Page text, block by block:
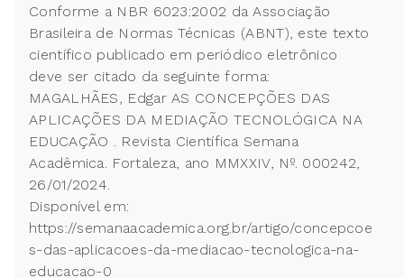
Conforme a NBR 6023:2002 da Associação
Brasileira de Normas Técnicas (ABNT), este texto
científico publicado em periódico eletrônico
deve ser citado da seguinte forma:
MAGALHÃES, Edgar AS CONCEPÇÕES DAS
APLICAÇÕES DA MEDIAÇÃO TECNOLÓGICA NA
EDUCAÇÃO . Revista Científica Semana
Acadêmica. Fortaleza, ano MMXXIV, Nº. 000242,
26/01/2024.
Disponível em:
https://semanaacademica.org.br/artigo/concepcoe
s-das-aplicacoes-da-mediacao-tecnologica-na-
educacao-0